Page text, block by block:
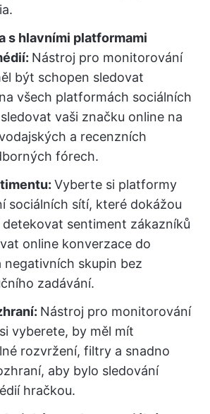
s hlavními platformami
Nástroj pro monitorování
být schopen sledovat
všech platformách sociálních
vaši značku online na
a recenzních
fórech.
Vyberte si platformy
sociálních sítí, které dokážou
sentiment zákazníků
online konverzace do
negativních skupin bez
zadávání.
Nástroj pro monitorování
vyberete, by měl mít
rozvržení, filtry a snadno
aby bylo sledování
hračkou.